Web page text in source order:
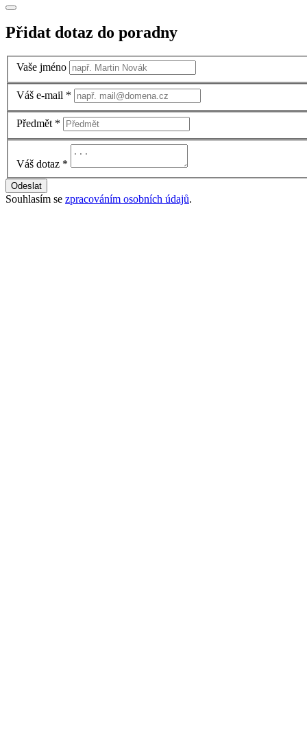
Přidat dotaz do poradny
Vaše jméno
Váš e-mail *
Předmět *
Váš dotaz *
Odeslat
Souhlasím se zpracováním osobních údajů.